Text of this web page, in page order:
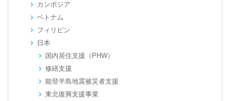
カンボジア
ベトナム
フィリピン
日本
国内居住支援（PHW）
修繕支援
能登半島地震被災者支援
東北復興支援事業